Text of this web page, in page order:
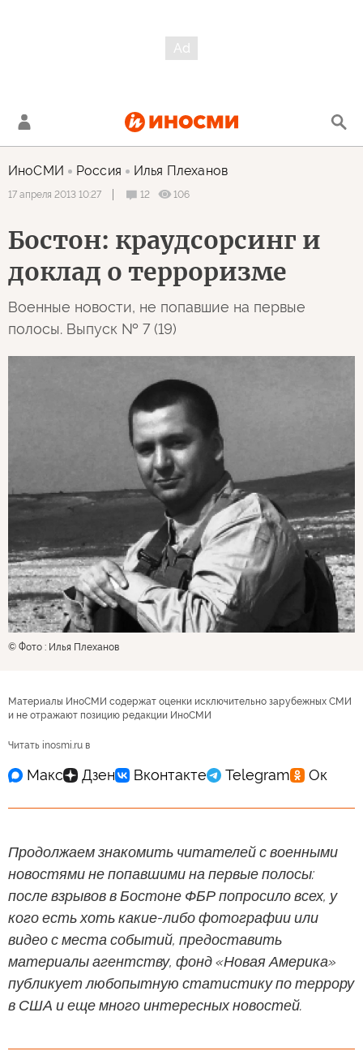
ИноСМИ Россия Илья Плеханов
17 апреля 2013 10:27 12 106
Бостон: краудсорсинг и
доклад о терроризме
Военные новости, не попавшие на первые
полосы. Выпуск № 7 (19)
© Фото : Илья Плеханов
Материалы ИноСМИ содержат оценки исключительно зарубежных СМИ
и не отражают позицию редакции ИноСМИ
Читать inosmi.ru в
Продолжаем знакомить читателей с военными
новостями не попавшими на первые полосы:
после взрывов в Бостоне ФБР попросило всех, у
кого есть хоть какие-либо фотографии или
видео с места событий, предоставить
материалы агентству, фонд «Новая Америка»
публикует любопытную статистику по террору
в США и еще много интересных новостей.